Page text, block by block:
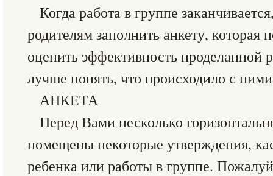
Когда работа в группе
родителям заполнить анкету, которая
оценить эффективность проделанной
лучше понять, что происходило с
АНКЕТА
Перед Вами несколько
помещены некоторые утверждения,
ребенка или работы в группе.